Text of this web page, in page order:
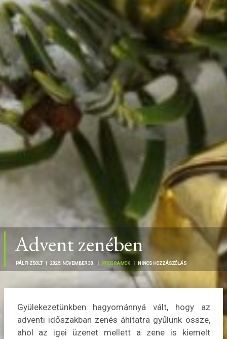
Advent zenében
PÁLFI ZSOLT | 2025. NOVEMBER 30. | PROGRAMOK| NINCS HOZZÁSZÓLÁS
Gyülekezetünkben hagyománnyá vált, hogy az
adventi időszakban zenés áhítatra gyűlünk össze,
ahol az igei üzenet mellett a zene is kiemelt